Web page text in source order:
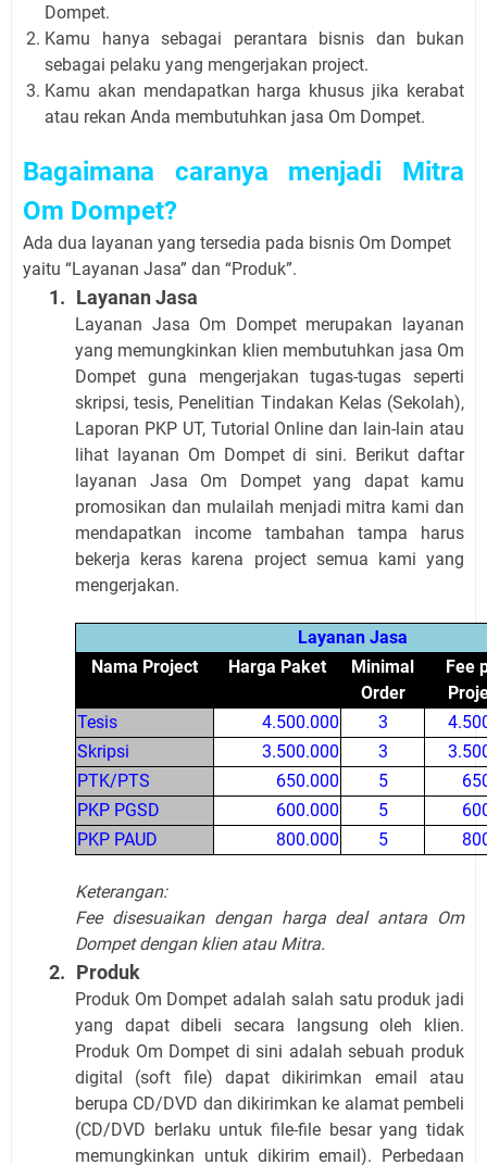
Dompet.
Kamu hanya sebagai perantara bisnis dan bukan
sebagai pelaku yang mengerjakan project.
Kamu akan mendapatkan harga khusus jika kerabat
atau rekan Anda membutuhkan jasa Om Dompet.
Bagaimana caranya menjadi Mitra
Om Dompet?
Ada dua layanan yang tersedia pada bisnis Om Dompet
yaitu “Layanan Jasa” dan “Produk”.
1. Layanan Jasa
Layanan Jasa Om Dompet merupakan layanan
yang memungkinkan klien membutuhkan jasa Om
Dompet guna mengerjakan tugas-tugas seperti
skripsi, tesis, Penelitian Tindakan Kelas (Sekolah),
Laporan PKP UT, Tutorial Online dan lain-lain atau
lihat layanan Om Dompet di sini. Berikut daftar
layanan Jasa Om Dompet yang dapat kamu
promosikan dan mulailah menjadi mitra kami dan
mendapatkan income tambahan tampa harus
bekerja keras karena project semua kami yang
mengerjakan.
Layanan Jasa
Nama Project
Harga Paket
Minimal
Order
Fee
Tesis
4.500.000 3
Skripsi
3.500.000 3
PTK/PTS
650.000 5
PKP PGSD
600.000 5
PKP PAUD
800.000 5
Keterangan:
Fee disesuaikan dengan harga deal antara Om
Dompet dengan klien atau Mitra.
2. Produk
Produk Om Dompet adalah salah satu produk jadi
yang dapat dibeli secara langsung oleh klien.
Produk Om Dompet di sini adalah sebuah produk
digital (soft file) dapat dikirimkan email atau
berupa CD/DVD dan dikirimkan ke alamat pembeli
(CD/DVD berlaku untuk file-file besar yang tidak
memungkinkan untuk dikirim email). Perbedaan